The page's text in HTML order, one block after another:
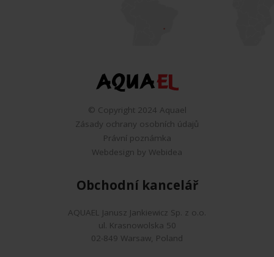
© Copyright 2024 Aquael
Zásady ochrany osobních údajů
Právní poznámka
Webdesign by Webidea
Obchodní kancelář
AQUAEL Janusz Jankiewicz Sp. z o.o.
ul. Krasnowolska 50
02-849 Warsaw, Poland